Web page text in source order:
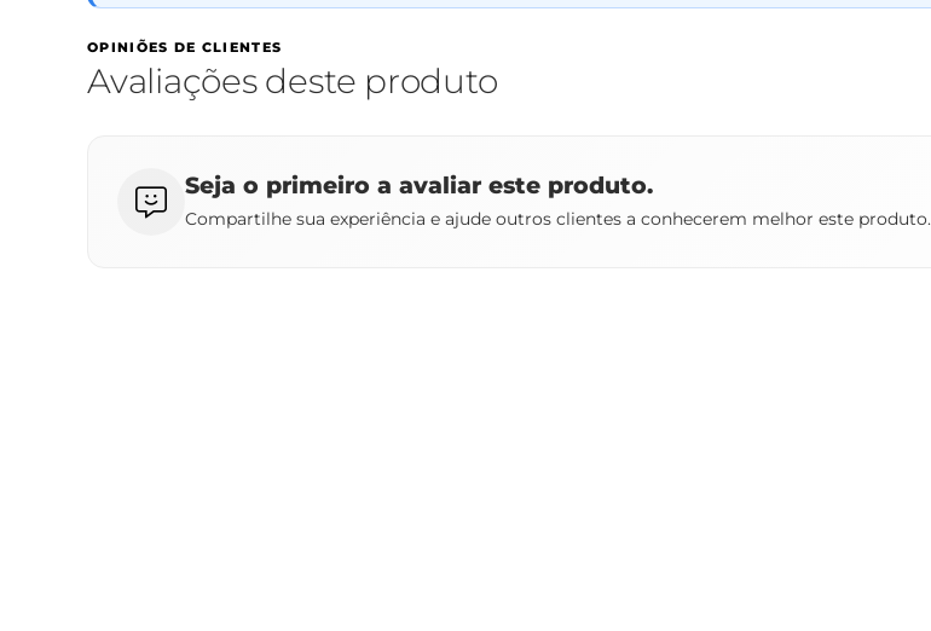
OPINIÕES DE CLIENTES
Avaliações deste produto
Seja o primeiro a avaliar este produto.
Compartilhe sua experiência e ajude outros clientes a conhecerem melhor este produto.